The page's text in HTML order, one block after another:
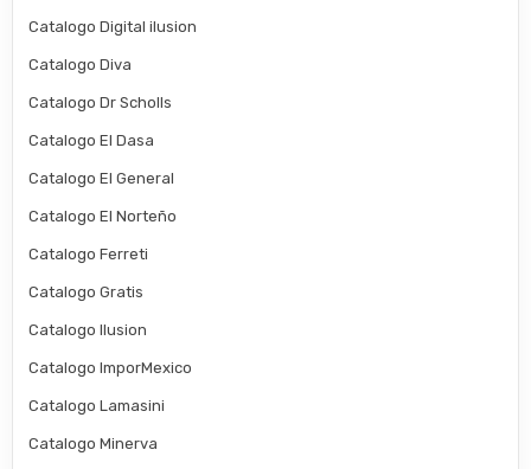
Catalogo Digital ilusion
Catalogo Diva
Catalogo Dr Scholls
Catalogo El Dasa
Catalogo El General
Catalogo El Norteño
Catalogo Ferreti
Catalogo Gratis
Catalogo Ilusion
Catalogo ImporMexico
Catalogo Lamasini
Catalogo Minerva